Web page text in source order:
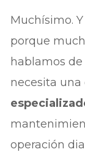
Muchísimo.
porque
hablamos
necesita una
operación